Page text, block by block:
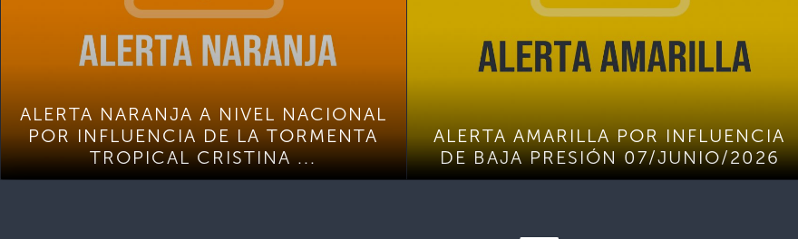
ALERTA NARANJA A NIVEL NACIONAL
POR INFLUENCIA DE LA TORMENTA
TROPICAL CRISTINA ...
ALERTA AMARILLA POR INFLUENCIA
DE BAJA PRESIÓN 07/JUNIO/2026